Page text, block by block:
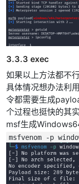
3.3.3 exec
如果以上方法都不
具体情况想办法利
令都需要生成
个过程也挺快的其实
msf生成
msfvenom -p